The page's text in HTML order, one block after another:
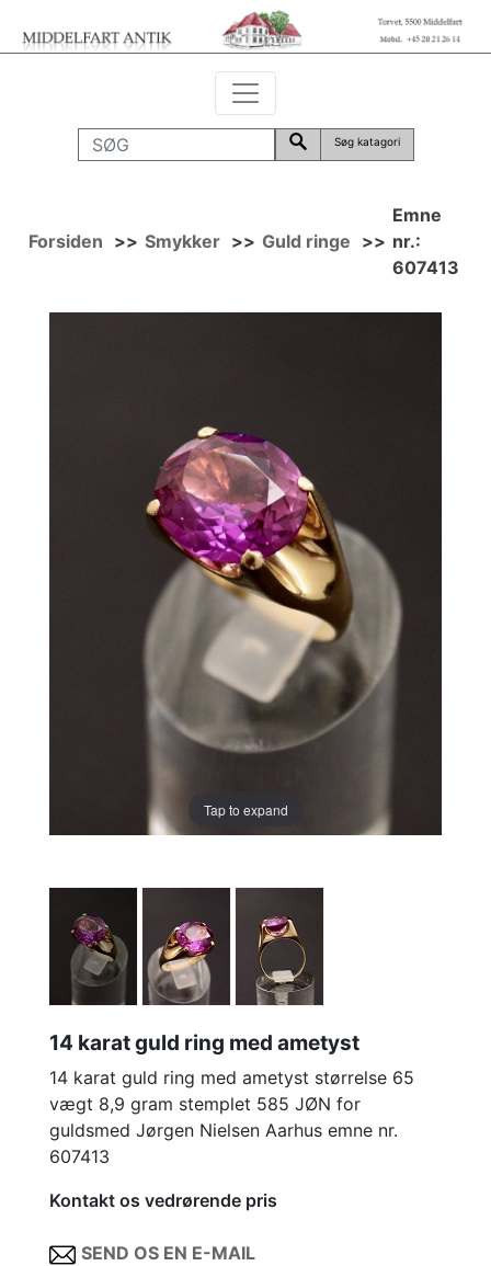
Søg katagori
Forsiden >> Smykker >> Guld ringe >>
Emne
nr.:
607413
Tap to expand
14 karat guld ring med ametyst
14 karat guld ring med ametyst størrelse 65
vægt 8,9 gram stemplet 585 JØN for
guldsmed Jørgen Nielsen Aarhus emne nr.
607413
Kontakt os vedrørende pris
SEND OS EN E-MAIL